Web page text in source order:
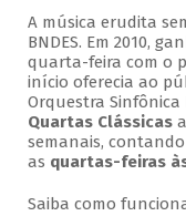
A música erudita
BNDES. Em 2010,
quarta-feira com o
início oferecia ao
Orquestra Sinfônica
Quartas Clássicas
semanais,
as quartas-feiras
Saiba como